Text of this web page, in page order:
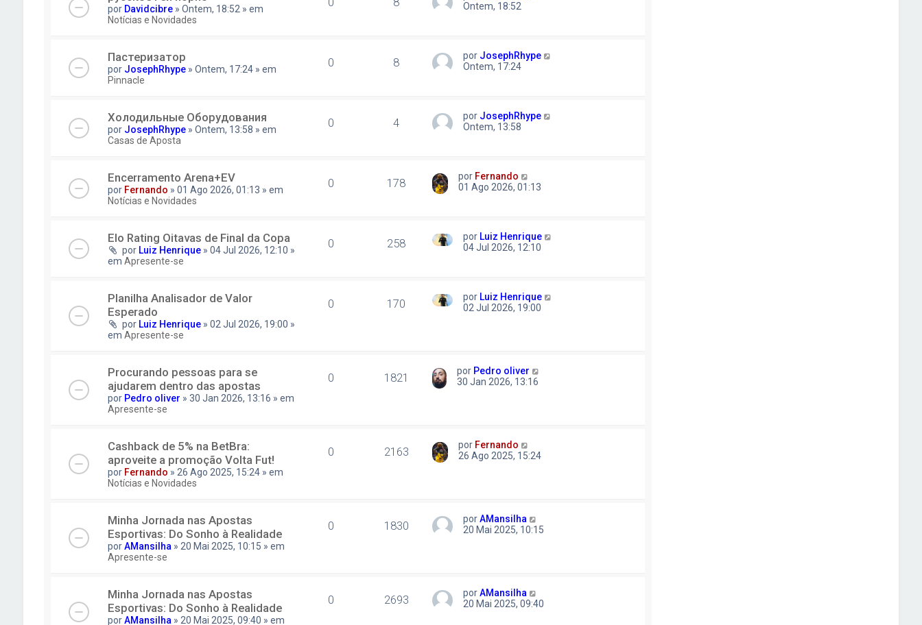
por Davidcibre » Ontem, 18:52 » em
Notícias e Novidades
Ontem, 18:52
Пастеризатор
por JosephRhype » Ontem, 17:24 » em
Pinnacle
0 8 por JosephRhype
Ontem, 17:24
Холодильные Оборудования
por JosephRhype » Ontem, 13:58 » em
Casas de Aposta
0 4 por JosephRhype
Ontem, 13:58
Encerramento Arena+EV
por Fernando » 01 Ago 2026, 01:13 » em
Notícias e Novidades
0 178 por Fernando
01 Ago 2026, 01:13
Elo Rating Oitavas de Final da Copa
por Luiz Henrique » 04 Jul 2026, 12:10 »
em Apresente-se
0 258 por Luiz Henrique
04 Jul 2026, 12:10
Planilha Analisador de Valor
Esperado
por Luiz Henrique » 02 Jul 2026, 19:00 »
em Apresente-se
0 170 por Luiz Henrique
02 Jul 2026, 19:00
Procurando pessoas para se
ajudarem dentro das apostas
por Pedro oliver » 30 Jan 2026, 13:16 » em
Apresente-se
0 1821 por Pedro oliver
30 Jan 2026, 13:16
Cashback de 5% na BetBra:
aproveite a promoção Volta Fut!
por Fernando » 26 Ago 2025, 15:24 » em
Notícias e Novidades
0 2163 por Fernando
26 Ago 2025, 15:24
Minha Jornada nas Apostas
Esportivas: Do Sonho à Realidade
porAMansilha » 20 Mai 2025, 10:15 » em
Apresente-se
0 1830 porAMansilha
20 Mai 2025, 10:15
Minha Jornada nas Apostas
Esportivas: Do Sonho à Realidade
porAMansilha » 20 Mai 2025, 09:40 » em
0 2693 porAMansilha
20 Mai 2025, 09:40